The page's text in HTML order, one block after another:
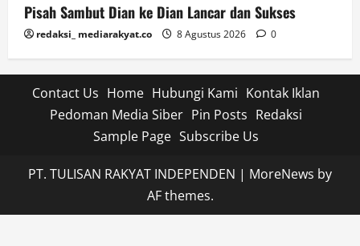
Pisah Sambut Dian ke Dian Lancar dan Sukses
redaksi_ mediarakyat.co 8 Agustus 2026 0
Contact Us Home Hubungi Kami Kontak Iklan
Pedoman Media Siber Pin Posts Redaksi
Sample Page Subscribe Us
PT. TULISAN RAKYAT INDEPENDEN | MoreNews by
AF themes.